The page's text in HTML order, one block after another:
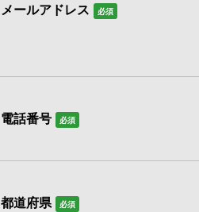
メールアドレス 必須
電話番号 必須
都道府県 必須